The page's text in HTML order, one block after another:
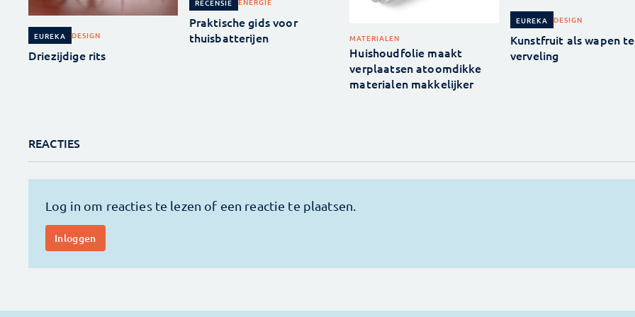
EUREKA DESIGN
Driezijdige rits
RECENSIE
Praktische gids voor
thuisbatterijen
MATERIALEN
Huishoudfolie maakt
verplaatsen atoomdikke
materialen makkelijker
EUREKA DESIGN
Kunstfruit als wapen
verveling
REACTIES